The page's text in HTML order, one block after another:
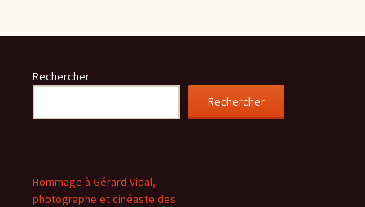
Rechercher
Rechercher
Hommage à Gérard Vidal,
photographe et cinéaste des